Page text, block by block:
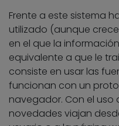
Frente a este sistema
utilizado (aunque
en el que la información
equivalente a que le
consiste en usar las
funcionan con un
navegador. Con el uso
novedades viajan